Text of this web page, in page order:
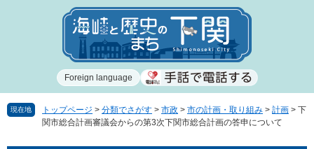
で
ば
Foreign language
現在地 トップページ > 分類でさがす > 市政 > 市の計画・取り組み > 計画 > 下
関市総合計画審議会からの第3次下関市総合計画の答申について